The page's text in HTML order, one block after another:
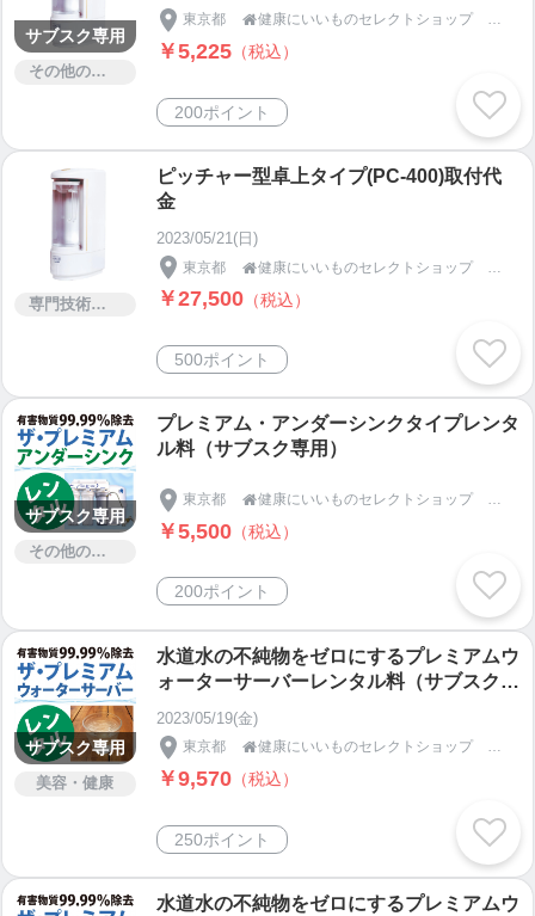
サブスク専用
その他のサービス
東京都  健康にいいものセレクトショップ キタセツ
￥5,225 （税込）
200ポイント
専門技術サービス
ピッチャー型卓上タイプ(PC-400)取付代
金
2023/05/21(日)
東京都 
￥27,500 （税込）
500ポイント
サブスク専用
その他のサービス
プレミアム・アンダーシンクタイプレンタ
ル料（サブスク専用）
東京都  健康にいいものセレクトショップ キタセツ
￥5,500 （税込）
200ポイント
サブスク専用
美容・健康
水道水の不純物をゼロにするプレミアムウ
ォーターサーバーレンタル料（サブスク専
2023/05/19(金)
東京都  健康にいいものセレクトショップ キタセツ
￥9,570 （税込）
250ポイント
水道水の不純物をゼロにするプレミアムウ